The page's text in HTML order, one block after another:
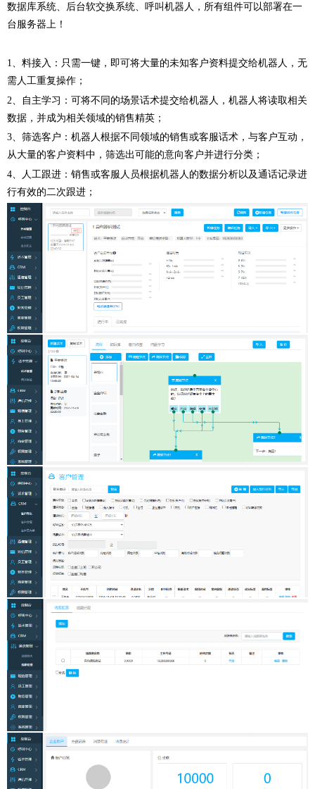
数据库系统、后台软交换系统、呼叫机器人，所有组件可以部署在一
台服务器上！
1、料接入：只需一键，即可将大量的未知客户资料提交给机器人，无
需人工重复操作；
2、自主学习：可将不同的场景话术提交给机器人，机器人将读取相关
数据，并成为相关领域的销售精英；
3、筛选客户：机器人根据不同领域的销售或客服话术，与客户互动，
从大量的客户资料中，筛选出可能的意向客户并进行分类；
4、人工跟进：销售或客服人员根据机器人的数据分析以及通话记录进
行有效的二次跟进；